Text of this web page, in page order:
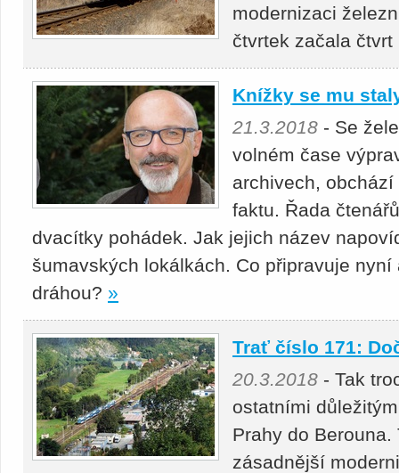
modernizaci
čtvrtek začala
Knížky se mu
21.3.2018 - Se
volném čase
archivech,
faktu. Řada
dvacítky pohádek. Jak jejich název
šumavských lokálkách. Co připravuje
dráhou? »
Trať číslo 171:
20.3.2018 - Tak
ostatními
Prahy do
zásadnější